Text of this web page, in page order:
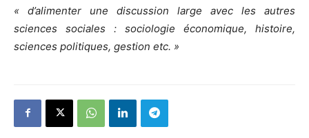
« d’alimenter une discussion large avec les autres
sciences sociales : sociologie économique, histoire,
sciences politiques, gestion etc. »